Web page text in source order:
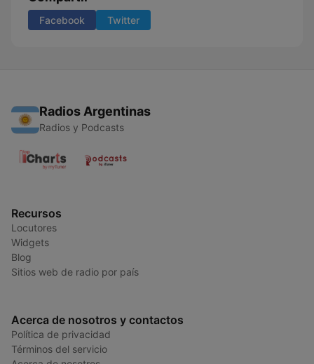
Facebook Twitter
Radios Argentinas
Radios y Podcasts
Recursos
Locutores
Widgets
Blog
Sitios web de radio por país
Acerca de nosotros y contactos
Política de privacidad
Términos del servicio